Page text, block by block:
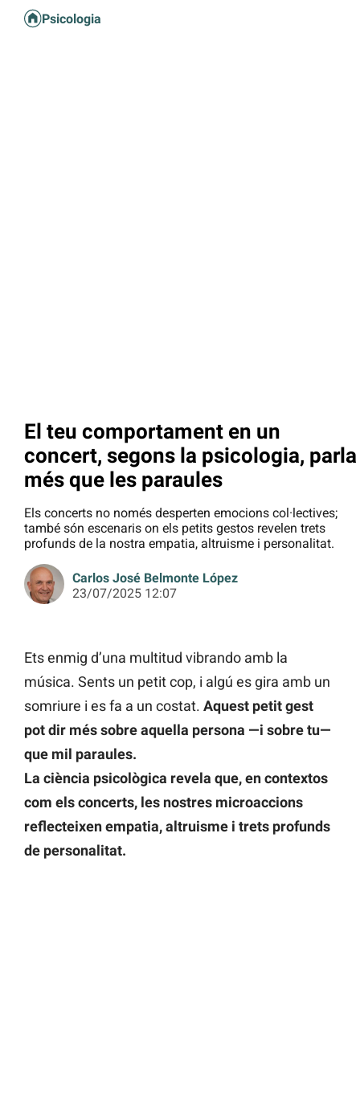
Psicologia
El teu comportament en un
concert, segons la psicologia, parla
més que les paraules
Els concerts no només desperten emocions col·lectives;
també són escenaris on els petits gestos revelen trets
profunds de la nostra empatia, altruisme i personalitat.
Carlos José Belmonte López
23/07/2025 12:07
Ets enmig d’una multitud vibrando amb la
música. Sents un petit cop, i algú es gira amb un
somriure i es fa a un costat. Aquest petit gest
pot dir més sobre aquella persona —i sobre tu—
que mil paraules.
La ciència psicològica revela que, en contextos
com els concerts, les nostres microaccions
reflecteixen empatia, altruisme i trets profunds
de personalitat.